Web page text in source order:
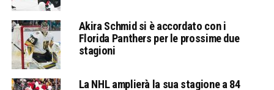
Akira Schmid si è accordato con i
Florida Panthers per le prossime due
stagioni
La NHL amplierà la sua stagione a 84